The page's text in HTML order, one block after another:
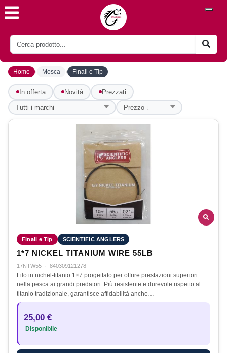
Home › Mosca › Finali e Tip
In offerta Novità Prezzati
Finali e Tip SCIENTIFIC ANGLERS
1*7 NICKEL TITANIUM WIRE 55LB
17NTW55 · 840309121278
Filo in nichel-titanio 1×7 progettato per offrire prestazioni superiori
nella pesca ai grandi predatori. Più resistente e durevole rispetto al
titanio tradizionale, garantisce affidabilità anche…
25,00 €
Disponibile